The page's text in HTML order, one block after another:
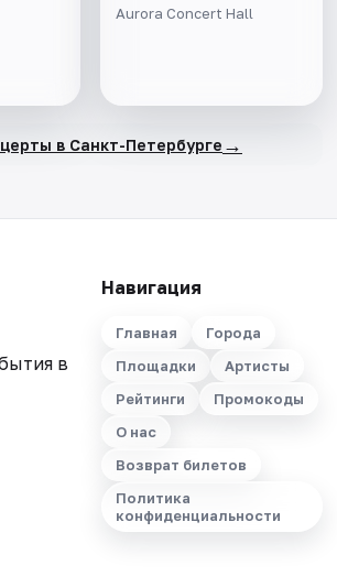
Aurora Concert Hall
в Санкт-Петербурге →
в
Навигация
Главная
Города
Площадки
Артисты
Рейтинги
Промокоды
О нас
Возврат билетов
Политика
конфиденциальности